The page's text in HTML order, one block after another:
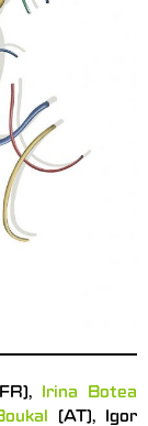
Irina Botea
(AT), Igor